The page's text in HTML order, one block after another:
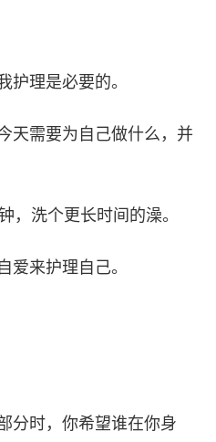
护理是必要的。
天需要为自己做什么，并
，洗个更长时间的澡。
爱来护理自己。
分时，你希望谁在你身